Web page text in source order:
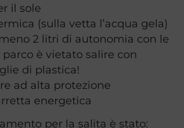
il sole
(sulla vetta l’acqua gela)
2 litri di autonomia con le
parco è vietato salire con
di plastica!
ad alta protezione
energetica
per la salita è stato: